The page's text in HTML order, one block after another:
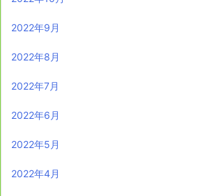
2022年9月
2022年8月
2022年7月
2022年6月
2022年5月
2022年4月